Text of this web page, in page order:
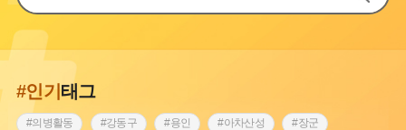
#인기태그
#의병활동 #강동구 #용인 #아차산성 #장군